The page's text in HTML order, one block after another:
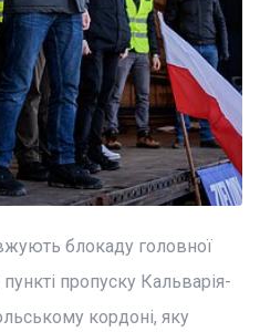
блокаду головної
пропуску Кальварія-
кордоні, яку